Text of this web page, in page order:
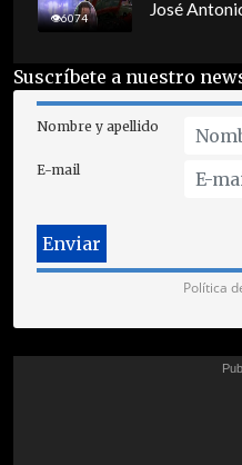
6074 José
Suscríbete a nuestro
Nombre y apellido
E-mail
Política